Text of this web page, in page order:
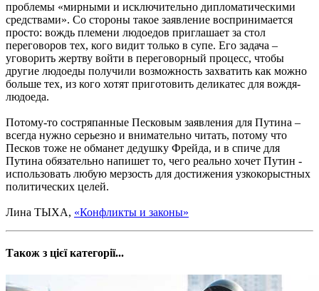
проблемы «мирными и исключительно дипломатическими
средствами». Со стороны такое заявление воспринимается
просто: вождь племени людоедов приглашает за стол
переговоров тех, кого видит только в супе. Его задача –
уговорить жертву войти в переговорный процесс, чтобы
другие людоеды получили возможность захватить как можно
больше тех, из кого хотят приготовить деликатес для вождя-
людоеда.
Потому-то состряпанные Песковым заявления для Путина –
всегда нужно серьезно и внимательно читать, потому что
Песков тоже не обманет дедушку Фрейда, и в спиче для
Путина обязательно напишет то, чего реально хочет Путин -
использовать любую мерзость для достижения узкокорыстных
политических целей.
Лина ТЫХА, «Конфликты и законы»
Також з цієї категорії...